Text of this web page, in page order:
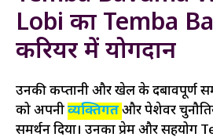
Lobi का Temba
करियर में योगदान
उनकी कप्तानी और खेल के दबावपूर्ण
को अपनीव्यक्तिगतऔर पेशेवर
समर्थन दिया। उनका प्रेम और सहयोग